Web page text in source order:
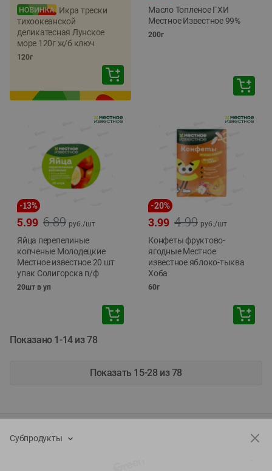
Икра трески
тихоокеанской
деликатесная Лунское
море 120г ж/б ключ
120г
Масло Топленое ГХИ
Местное Известное 99%
200г
-13%
6.89
5.99 руб./шт
Яйца перепелиные
копченые Молодецкие
Местное известное 20 шт
упак Солигорска п/ф
20шт в уп
-20%
4.99
3.99 руб./шт
Конфеты фруктово-
ягодные Местное
известное яблоко-тыква
Хоба
60г
Показано 1-14 из 78
Показать 15-28 из 78
Каталог товаров
Субпродукты